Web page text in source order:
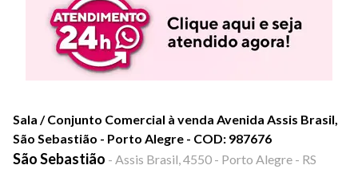
Sala / Conjunto Comercial à venda Avenida Assis Brasil,
São Sebastião - Porto Alegre - COD: 987676
São Sebastião - Assis Brasil, 4550 - Porto Alegre - RS